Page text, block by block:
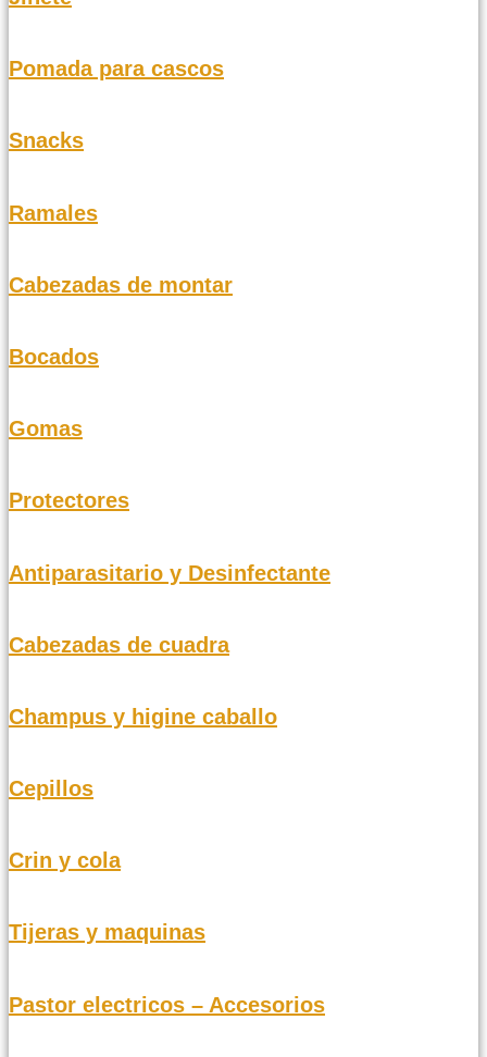
Pomada para cascos
Snacks
Ramales
Cabezadas de montar
Bocados
Gomas
Protectores
Antiparasitario y Desinfectante
Cabezadas de cuadra
Champus y higine caballo
Cepillos
Crin y cola
Tijeras y maquinas
Pastor electricos – Accesorios